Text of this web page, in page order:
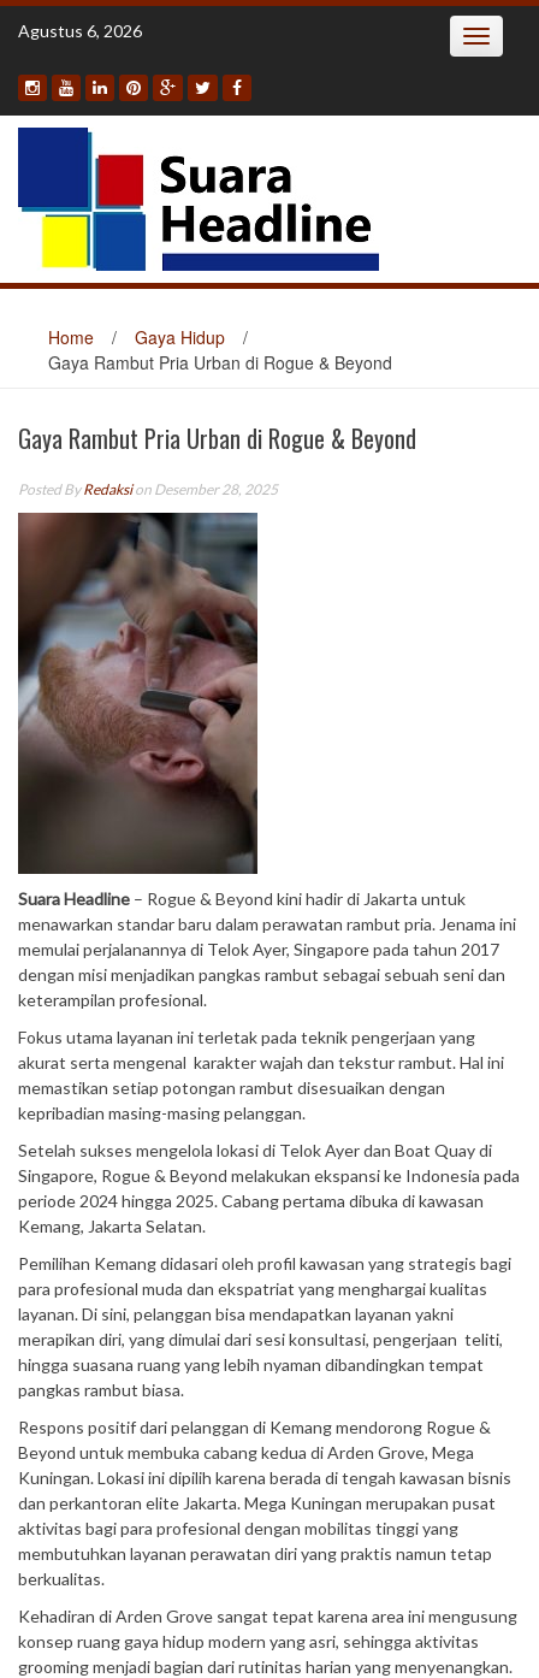
Skip
Agustus 6, 2026 Toggle
Home / Gaya Hidup
/
Gaya Rambut Pria Urban di Rogue & Beyond
Gaya Rambut Pria Urban di Rogue & Beyond
Posted ByRedaksion Desember 28, 2025
Suara Headline – ​Rogue & Beyond kini hadir di Jakarta untuk
menawarkan standar baru dalam perawatan rambut pria. Jenama ini
memulai perjalanannya di Telok Ayer, Singapore pada tahun 2017
dengan misi menjadikan pangkas rambut sebagai sebuah seni dan
keterampilan profesional.
Fokus utama layanan ini terletak pada teknik pengerjaan yang
akurat serta mengenal karakter wajah dan tekstur rambut. Hal ini
memastikan setiap potongan rambut disesuaikan dengan
kepribadian masing-masing pelanggan.
Setelah sukses mengelola lokasi di Telok Ayer dan Boat Quay di
Singapore, Rogue & Beyond melakukan ekspansi ke Indonesia pada
periode 2024 hingga 2025. Cabang pertama dibuka di kawasan
Kemang, Jakarta Selatan.
Pemilihan Kemang didasari oleh profil kawasan yang strategis bagi
para profesional muda dan ekspatriat yang menghargai kualitas
layanan. Di sini, pelanggan bisa mendapatkan layanan yakni
merapikan diri, yang dimulai dari sesi konsultasi, pengerjaan teliti,
hingga suasana ruang yang lebih nyaman dibandingkan tempat
pangkas rambut biasa.
Respons positif dari pelanggan di Kemang mendorong Rogue &
Beyond untuk membuka cabang kedua di Arden Grove, Mega
Kuningan. Lokasi ini dipilih karena berada di tengah kawasan bisnis
dan perkantoran elite Jakarta. Mega Kuningan merupakan pusat
aktivitas bagi para profesional dengan mobilitas tinggi yang
membutuhkan layanan perawatan diri yang praktis namun tetap
berkualitas.
Kehadiran di Arden Grove sangat tepat karena area ini mengusung
konsep ruang gaya hidup modern yang asri, sehingga aktivitas
grooming menjadi bagian dari rutinitas harian yang menyenangkan.